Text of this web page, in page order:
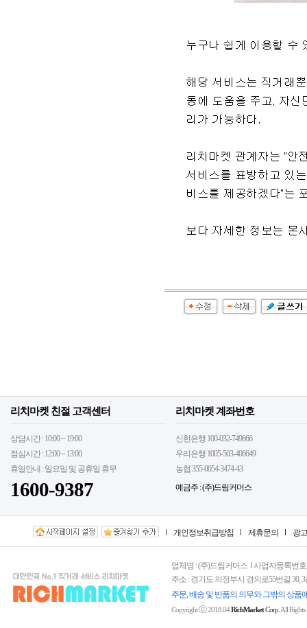
리치마켓 친절 고객센터
상담시간 : 10:00 ~ 19:00
점심시간 : 12:00 ~ 13:00
휴일안내 : 일요일 및 공휴일 휴무
1600-9387
리치마켓 계좌번호
신한은행 100-032-749666
우리은행 1005-503-406649
농협 355-0054-3474-43
예금주 : (주)드림커머스
개인정보취급방침 제휴문의 광
업체명 : (주)드림커머스
사업자등록번호
주소 : 경기도 의정부시 경의로55번길 30,
주문, 배송 및 반품의 의무와 그밖의 상
Copyrightⓒ2018.04RichMarketCorp. All Rights